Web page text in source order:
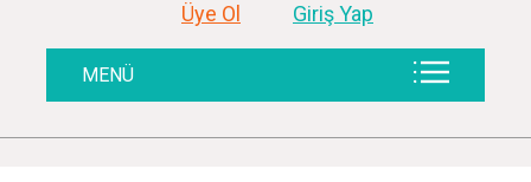
Üye Ol Giriş Yap
MENÜ